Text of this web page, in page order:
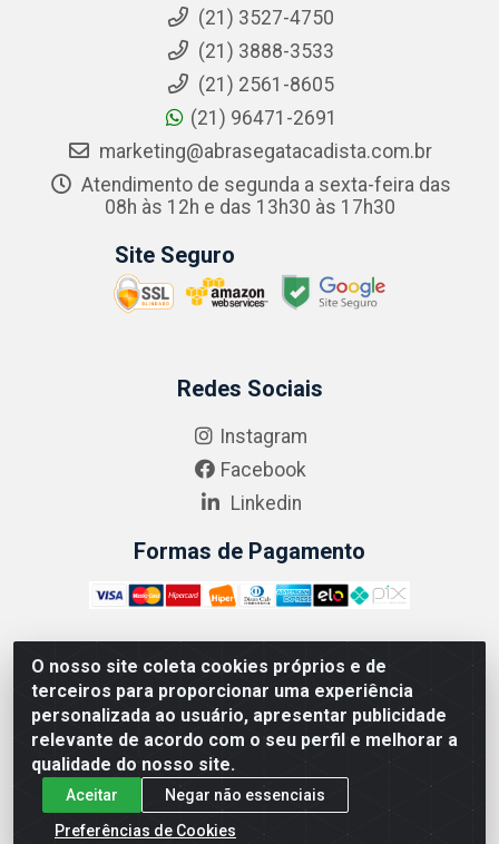
O nosso site coleta cookies próprios e de
terceiros para proporcionar uma experiência
personalizada ao usuário, apresentar publicidade
relevante de acordo com o seu perfil e melhorar a
qualidade do nosso site.
Aceitar
Negar não essenciais
Preferências de Cookies
(21) 3527-4750
(21) 3888-3533
(21) 2561-8605
(21) 96471-2691
marketing@abrasegatacadista.com.br
Atendimento de segunda a sexta-feira das
08h às 12h e das 13h30 às 17h30
Site Seguro
Redes Sociais
Instagram
Facebook
Linkedin
Formas de Pagamento
ABRASEG COMÉRCIO ATACADISTA LTDA - CNPJ:
10.894.768/0001-00 - Avenida Lobo Júnior, 1045 -
Penha Circular - Rio de Janeiro - RJ - CEP 21020-124